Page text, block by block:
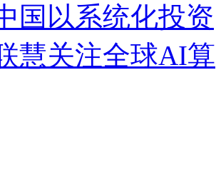
国以系统化投资
慧关注全球AI算